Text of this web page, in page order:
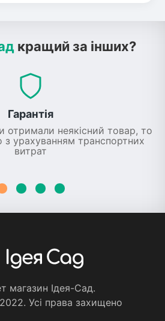
кращий за інших?
Гарантія
неякісний товар, то
з урахуванням транспортних
витрат
магазин Iдея-Сад.
Усi права захищено